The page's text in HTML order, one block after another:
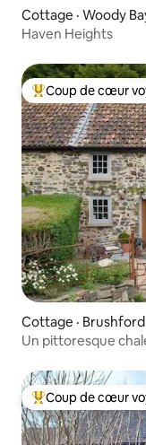
Cottage · Woody
Haven Heights
Coup de cœur
Coup de cœur
Cottage · Brushford
Un pittoresque
Coup de cœur
Coup de cœur